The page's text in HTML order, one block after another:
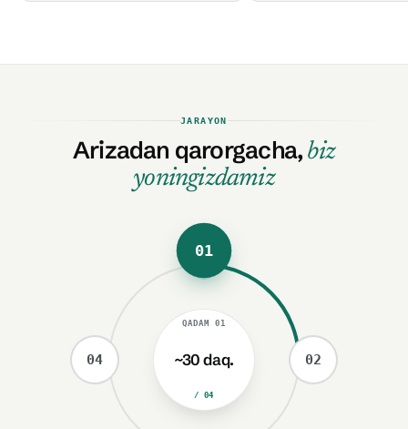
JARAYON
Arizadan qarorgacha, biz
yoningizdamiz
QADAM01
~30 daq.
/ 04
01
02
04